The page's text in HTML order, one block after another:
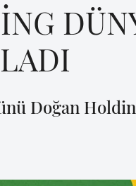
Doğan